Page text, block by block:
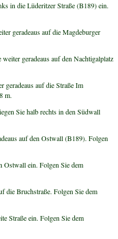
in die Lüderitzer Straße (B189) ein.
geradeaus auf die Magdeburger
geradeaus auf den Nachtigalplatz
geradeaus auf die Straße Im
m.
Sie halb rechts in den Südwall
auf den Ostwall (B189). Folgen
Ostwall ein. Folgen Sie dem
die Bruchstraße. Folgen Sie dem
Straße ein. Folgen Sie dem